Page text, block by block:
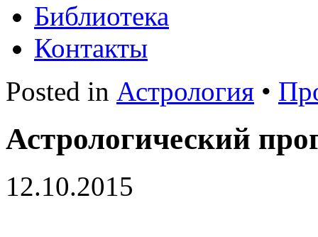
Библиотека
Контакты
Posted in Астрология •
Астрологический
12.10.2015